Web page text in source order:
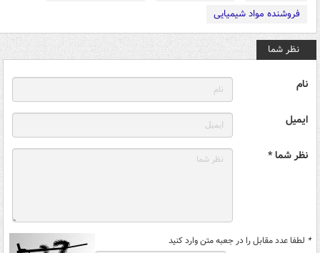
فروشنده مواد شیمیایی
نظر شما
نام
ایمیل
نظر شما *
* لطفا عدد مقابل را در جعبه متن وارد کنید